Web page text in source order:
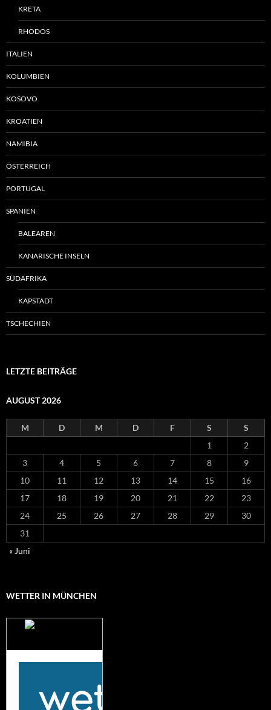
KRETA
RHODOS
ITALIEN
KOLUMBIEN
KOSOVO
KROATIEN
NAMIBIA
ÖSTERREICH
PORTUGAL
SPANIEN
BALEAREN
KANARISCHE INSELN
SÜDAFRIKA
KAPSTADT
TSCHECHIEN
LETZTE BEITRÄGE
AUGUST 2026
M D M D F S
S
1
2
3
4 5 6 7 8
9
10
11 12 13 14 15
16
17
18 19 20 21 22
23
24
25 26 27 28 29
30
31
« Juni
WETTER IN MÜNCHEN